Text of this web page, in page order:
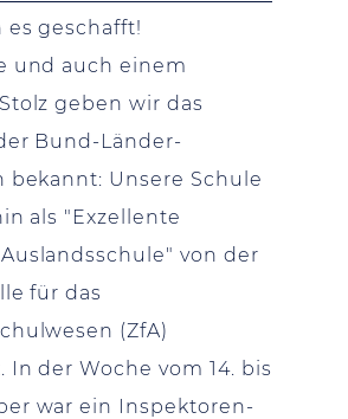
es geschafft!
und auch einem
geben wir das
Bund-Länder-
bekannt: Unsere Schule
als "Exzellente
von der
für das
(ZfA)
In der Woche vom 14. bis
war ein Inspektoren-